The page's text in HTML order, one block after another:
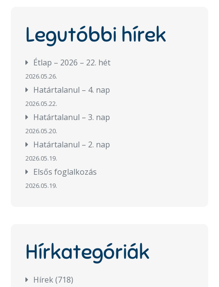
Legutóbbi hírek
Étlap – 2026 – 22. hét
2026.05.26.
Határtalanul – 4. nap
2026.05.22.
Határtalanul – 3. nap
2026.05.20.
Határtalanul – 2. nap
2026.05.19.
Elsős foglalkozás
2026.05.19.
Hírkategóriák
Hírek(718)